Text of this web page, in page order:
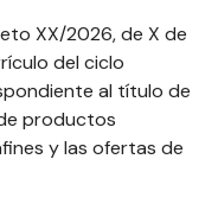
XX/2026, de X de
del ciclo
al título de
productos
y las ofertas de